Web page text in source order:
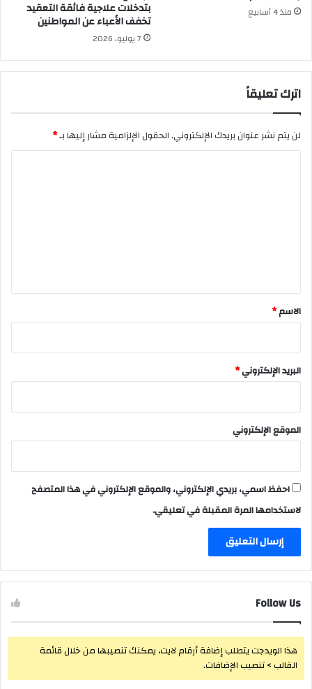
منذ 4 أسابيع بتدخلات علاجية فائقة التعقيد
تخفف الأعباء عن المواطنين
7 يوليو، 2026
اترك تعليقاً
لن يتم نشر عنوان بريدك الإلكتروني.الحقول الإلزامية مشار إليها بـ*
*
الاسم*
البريد الإلكتروني*
الموقع الإلكتروني
احفظ اسمي، بريدي الإلكتروني، والموقع الإلكتروني في هذا المتصفح
لاستخدامها المرة المقبلة في تعليقي.
Follow Us
هذا الويدجت يتطلب إضافة أرقام لايت، يمكنك تنصيبها من خلال قائمة
القالب > تنصيب الإضافات.